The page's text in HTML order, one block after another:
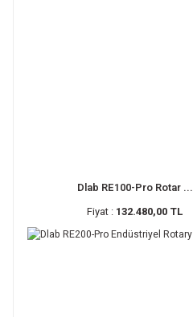
Dlab RE100-Pro Rotar ...
Fiyat : 132.480,00 TL